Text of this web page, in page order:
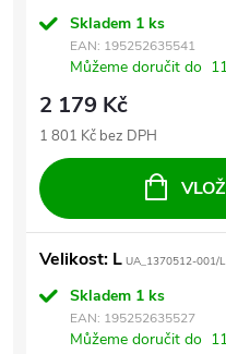
Skladem 1 ks
EAN: 195252635541
Můžeme doručit do
2 179 Kč
1 801 Kč bez DPH
Velikost: L UA_1370512-001/L
Skladem 1 ks
EAN: 195252635527
Můžeme doručit do